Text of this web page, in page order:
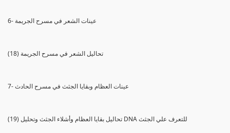
6- عينات الشعر في مسرح الجريمة
(18) تحاليل الشعر في مسرح الجريمة
7- عينات العظام وبقايا الجثث في مسرح الحادث
(19) تحاليل بقايا العظام وأشلاء الجثث وتحليل DNA للتعرف علي الجثث